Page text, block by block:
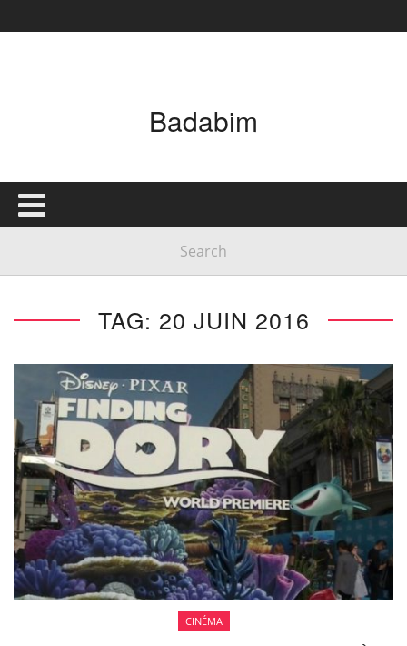
Badabim
TAG: 20 JUIN 2016
CINÉMA